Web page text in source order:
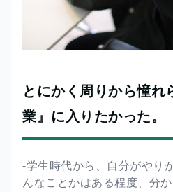
とにかく周りから憧れ
業』に入りたかった。
-学生時代から、自分がやり
んなことかはある程度、分